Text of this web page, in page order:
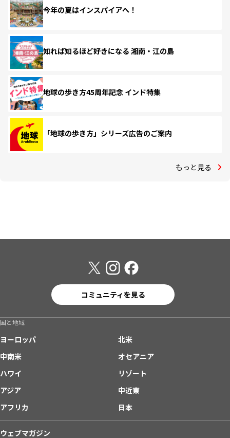
今年の夏はインスパイアへ！
知れば知るほど好きになる 湘南・江の島
地球の歩き方45周年記念 インド特集
「地球の歩き方」シリーズ広告のご案内
もっと見る
コミュニティを見る
国と地域
ヨーロッパ
北米
中南米
オセアニア
ハワイ
リゾート
アジア
中近東
アフリカ
日本
ウェブマガジン